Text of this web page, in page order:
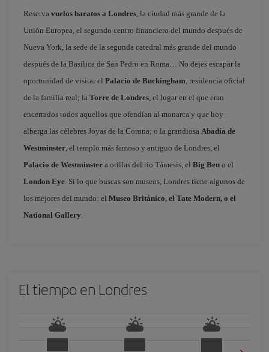
Reserva vuelos baratos a Londres , la ciudad más grande de la
Unión Europea, el segundo centro financiero del mundo después de
Nueva York, la sede de la segunda catedral más grande del mundo
después de la Basílica de San Pedro en Roma… No dejes escapar la
oportunidad de visitar el Palacio de Buckingham , residencia oficial
de la familia real; la Torre de Londres , el lugar en el que eran
encerrados todos aquellos que ofendían al monarca y que hoy
alberga las célebres Joyas de la Corona; o la grandiosa Abadía de
Westminster , el templo más famoso y antiguo de Londres, el
Palacio de Westminster a orillas del río Támesis, el Big Ben o el
London Eye . Si lo que buscas son museos, Londres tiene algunos de
los mejores del mundo: el Museo Británico, el Tate Modern, o el
National Gallery
El tiempo en Londres